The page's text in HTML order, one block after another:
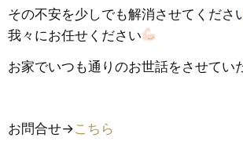
その不安を少しでも解消させてくださ
我々にお任せください
お家でいつも通りのお世話をさせてい
お問合せ→こちら